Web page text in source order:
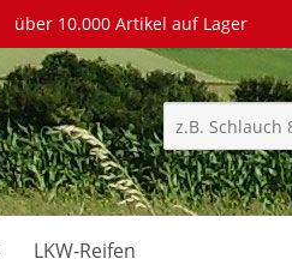
über 10.000 Artikel auf Lager
LKW-Reifen